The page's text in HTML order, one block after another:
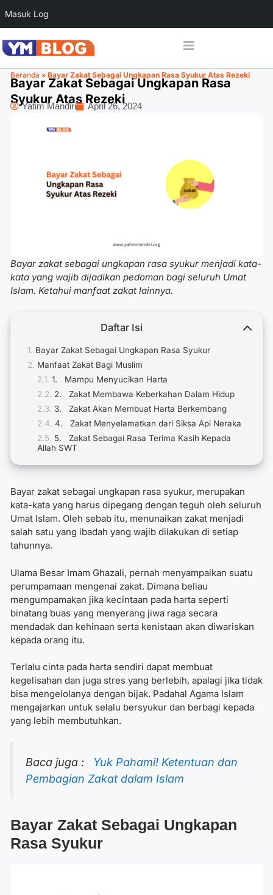
Masuk Log
Beranda » Bayar Zakat Sebagai Ungkapan Rasa Syukur Atas Rezeki
Bayar Zakat Sebagai Ungkapan Rasa
Syukur Atas Rezeki
Yatim Mandiri April 26, 2024
Bayar zakat sebagai ungkapan rasa syukur menjadi kata-
kata yang wajib dijadikan pedoman bagi seluruh Umat
Islam. Ketahui manfaat zakat lainnya.
Daftar Isi
Bayar Zakat Sebagai Ungkapan Rasa Syukur
Manfaat Zakat Bagi Muslim
1. Mampu Menyucikan Harta
2. Zakat Membawa Keberkahan Dalam Hidup
3. Zakat Akan Membuat Harta Berkembang
4. Zakat Menyelamatkan dari Siksa Api Neraka
5. Zakat Sebagai Rasa Terima Kasih Kepada
Allah SWT
Bayar zakat sebagai ungkapan rasa syukur, merupakan
kata-kata yang harus dipegang dengan teguh oleh seluruh
Umat Islam. Oleh sebab itu, menunaikan zakat menjadi
salah satu yang ibadah yang wajib dilakukan di setiap
tahunnya.
Ulama Besar Imam Ghazali, pernah menyampaikan suatu
perumpamaan mengenai zakat. Dimana beliau
mengumpamakan jika kecintaan pada harta seperti
binatang buas yang menyerang jiwa raga secara
mendadak dan kehinaan serta kenistaan akan diwariskan
kepada orang itu.
Terlalu cinta pada harta sendiri dapat membuat
kegelisahan dan juga stres yang berlebih, apalagi jika tidak
bisa mengelolanya dengan bijak. Padahal Agama Islam
mengajarkan untuk selalu bersyukur dan berbagi kepada
yang lebih membutuhkan.
Baca juga : Yuk Pahami! Ketentuan dan
Pembagian Zakat dalam Islam
Bayar Zakat Sebagai Ungkapan
Rasa Syukur